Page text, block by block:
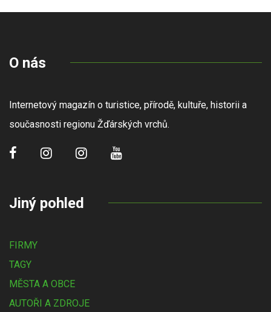
O nás
Internetový magazín o turistice, přírodě, kultuře, historii a
současnosti regionu Žďárských vrchů.
Jiný pohled
FIRMY
TAGY
MĚSTA A OBCE
AUTOŘI A ZDROJE